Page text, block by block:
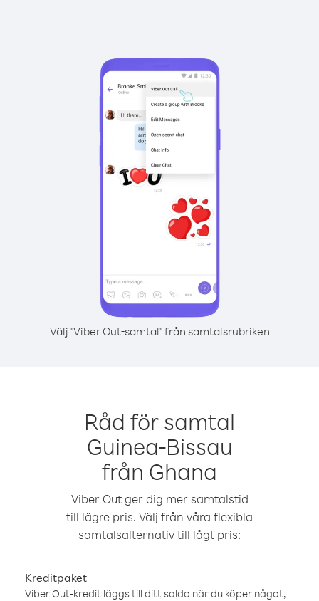
Välj "Viber Out-samtal" från samtalsrubriken
Råd för samtal
Guinea-Bissau
från Ghana
Viber Out ger dig mer samtalstid
till lägre pris. Välj från våra flexibla
samtalsalternativ till lågt pris:
Kreditpaket
Viber Out-kredit läggs till ditt saldo när du köper något,